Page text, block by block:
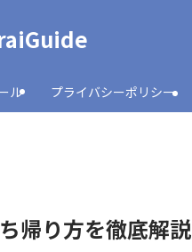
ル プライバシーポリシー
帰り方を徹底解説